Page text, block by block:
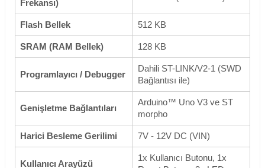
Frekansı)
Flash Bellek 512 KB
SRAM (RAM Bellek) 128 KB
Programlayıcı / Debugger
Dahili ST-LINK/V2-1 (SWD
Bağlantısı ile)
Genişletme Bağlantıları
Arduino™ Uno V3 ve ST
morpho
Harici Besleme Gerilimi 7V - 12V DC (VIN)
Kullanıcı Arayüzü
1x Kullanıcı Butonu, 1x